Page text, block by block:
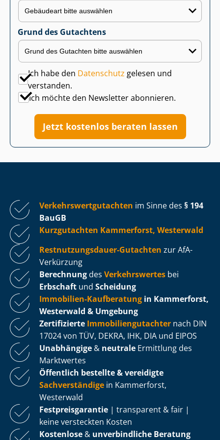
Grund des Gutachtens
Ich habe den Datenschutz gelesen und
verstanden.
Ich möchte den Newsletter abonnieren.
Jetzt kostenlos beraten lassen
Ver­kehrs­wert­gut­ach­ten im Sinne des § 194
BauGB
Kurzgutachten Kammerforst, Westerwald
Rest­nut­zungs­dau­er-Gutachten zur AfA-
Verkürzung
Berechnung des Verkehrswertes bei
Erbschaft und Scheidung
Immobilien-Kaufberatung in Kammerforst,
Westerwald & Umgebung
Zertifizierte Im­mo­bi­li­en­gut­ach­ter nach DIN
17024 von TÜV, DEKRA, IHK, DIA und EIPOS
Unabhängige & neutrale Ermittlung des
Marktwertes
Öffentlich bestellte & vereidigte
Sachverständige in Kammerforst,
Westerwald
Fest­preis­ga­ran­tie | transparent & fair |
keine versteckten Kosten
Kostenlose & unverbindliche Beratung